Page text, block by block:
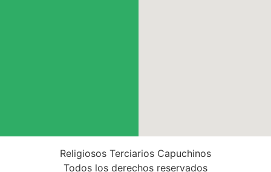
Religiosos Terciarios Capuchinos
Todos los derechos reservados